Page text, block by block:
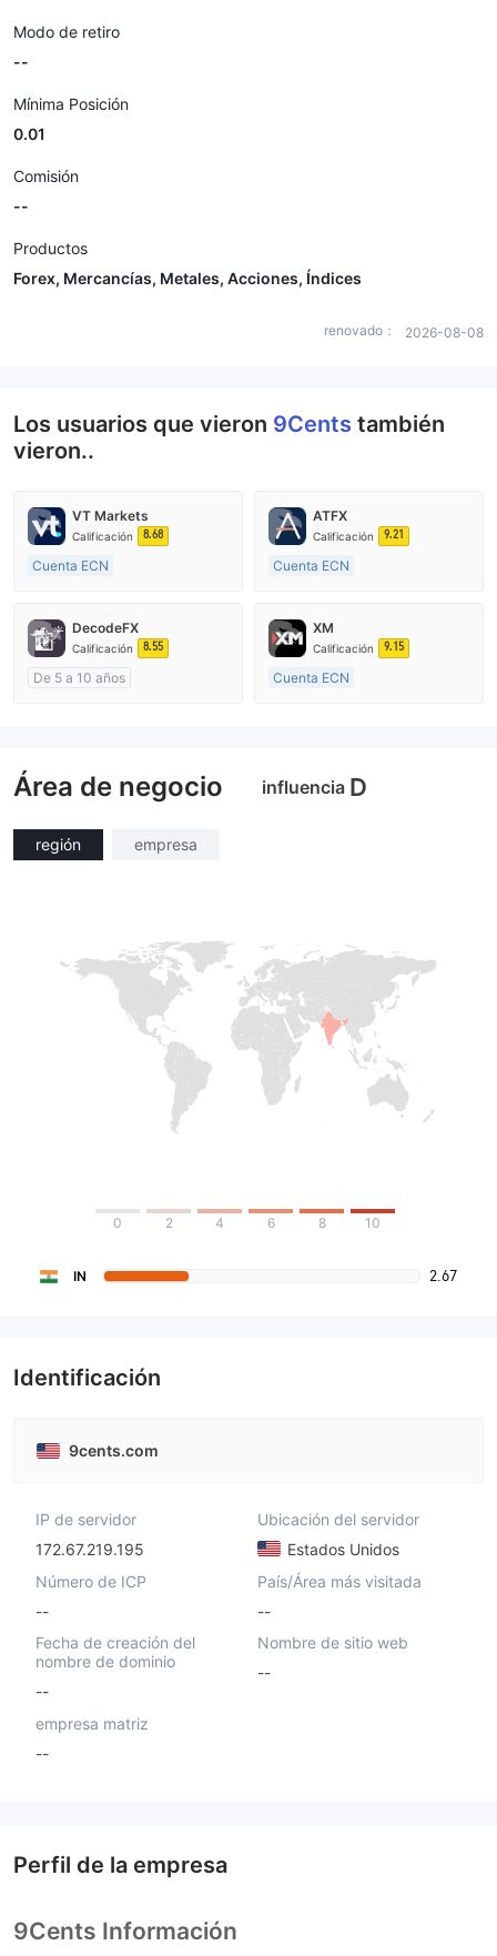
Modo de retiro
--
Mínima Posición
0.01
Comisión
--
Productos
Forex, Mercancías, Metales, Acciones, Índices
renovado： 2026-08-08
Los usuarios que vieron 9Cents también
vieron..
VT Markets
Calificación 8.68
Cuenta ECN
Supervisión en Australia
ATFX
Calificación 9.21
Cuenta ECN
Supervisión en Australia
DecodeFX
Calificación 8.55
De 5 a 10 años
XM
Calificación 9.15
Cuenta ECN
Licencia completa de MT4
Área de negocio influencia D
región empresa
0 2 4 6 8 10
IN 2.67
Identificación
9cents.com
IP de servidor
172.67.219.195
Ubicación del servidor
Estados Unidos
Número de ICP
--
País/Área más visitada
--
Fecha de creación del
nombre de dominio
--
Nombre de sitio web
--
empresa matriz
--
Perfil de la empresa
9Cents Información